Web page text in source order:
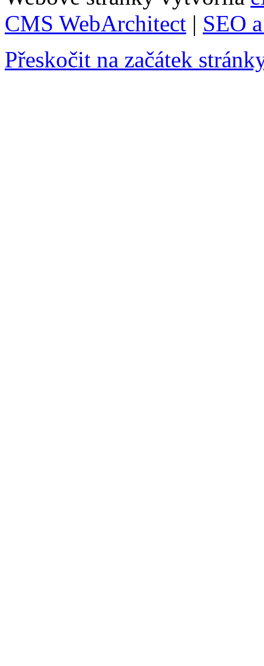
CMS WebArchitect | SEO
Přeskočit na začátek